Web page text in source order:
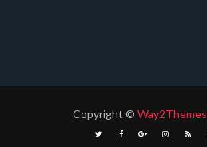
Copyright © Way2Themes